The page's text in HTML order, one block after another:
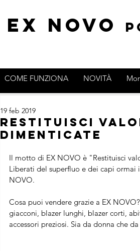
EX NOVO
COME FUNZIONA NOVITÀ
Restituisci
dimenticate
19 feb 2019
Il motto di EX NOVO è "Restituisci
Liberati del superfluo e dei capi
NOVO.
Cosa puoi vendere grazie a EX
giacconi, blazer lunghi, blazer corti,
accessori preziosi. Sia da donna che